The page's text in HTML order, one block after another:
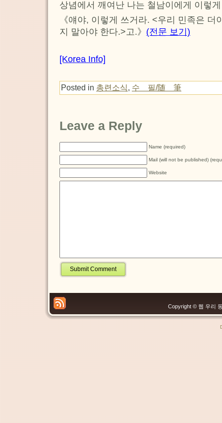
상념에서 깨여난 나는 철남이에게 이렇
《얘야, 이렇게 쓰거라. <우리 민족은
지 말아야 한다.>고.》 (전문 보기)
[Korea Info]
Posted in 총련소식, 수 필/随 筆
Leave a Reply
Name (required)
Mail (will not be published)
Website
Copyright © 웹 우리